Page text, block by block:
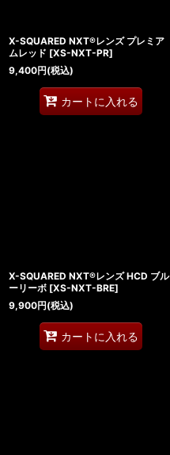
X-SQUARED NXT®レンズ プレミア
ムレッド [XS-NXT-PR]
9,400円(税込)
カートに入れる
X-SQUARED NXT®レンズ HCD ブル
ーリーボ [XS-NXT-BRE]
9,900円(税込)
カートに入れる